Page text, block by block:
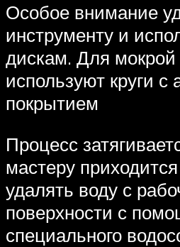
Особое внимание
инструменту и
дискам. Для
используют круги
покрытием
Процесс
мастеру
удалять воду с
поверхности с
специального